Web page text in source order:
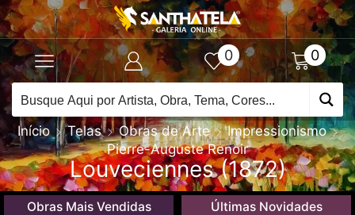
0 0
Início Telas Obras de Arte
Impressionismo
Pierre-Auguste Renoir
Louveciennes (1872)
Obras Mais Vendidas Últimas Novidades